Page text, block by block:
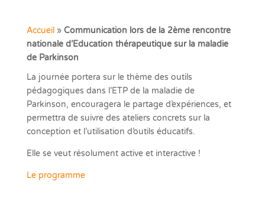
Accueil» Communication lors de la 2ème rencontre
nationale d’Education thérapeutique sur la maladie
de Parkinson
La journée portera sur le thème des outils
pédagogiques dans l’ETP de la maladie de
Parkinson, encouragera le partage d’expériences, et
permettra de suivre des ateliers concrets sur la
conception et l’utilisation d’outils éducatifs.
Elle se veut résolument active et interactive !
Le programme